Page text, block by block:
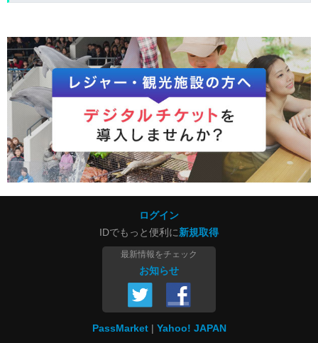
ログイン
IDでもっと便利に新規取得
最新情報をチェック
お知らせ
PassMarket Yahoo! JAPAN